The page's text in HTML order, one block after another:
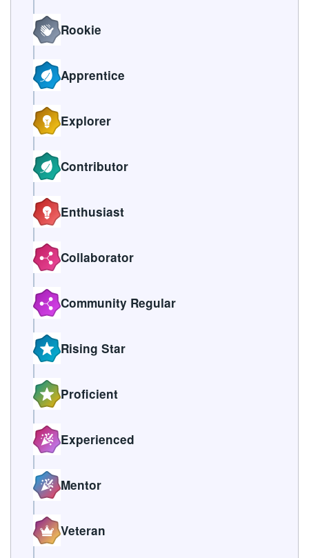
Rookie
Apprentice
Explorer
Contributor
Enthusiast
Collaborator
Community Regular
Rising Star
Proficient
Experienced
Mentor
Veteran